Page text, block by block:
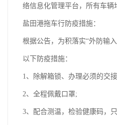
络信息化管理平台，所有车辆
盐田港拖车行防疫措施：
根据公告，为积落实“外防输
以下防疫措施：
1、除解箱锁、办理必须的交
2、全程佩戴口罩;
3、配合测温，检验健康码，